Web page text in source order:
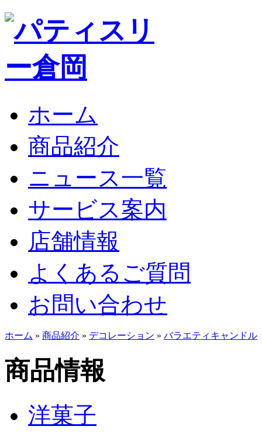
ホーム
商品紹介
ニュース一覧
サービス案内
店舗情報
よくあるご質問
お問い合わせ
ホーム » 商品紹介 » デコレーション » バラエティキャンドル
商品情報
洋菓子